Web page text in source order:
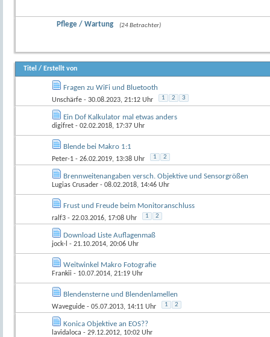
Pflege / Wartung (24 Betrachter)
Titel / Erstellt von
Fragen zu WiFi und Bluetooth
Unschärfe - 30.08.2023, 21:12 Uhr 1 2 3
Ein Dof Kalkulator mal etwas anders
digifret - 02.02.2018, 17:37 Uhr
Blende bei Makro 1:1
Peter-1 - 26.02.2019, 13:38 Uhr 1 2
Brennweitenangaben versch. Objektive und Sensorgrößen
Lugias Crusader - 08.02.2018, 14:46 Uhr
Frust und Freude beim Monitoranschluss
ralf3 - 22.03.2016, 17:08 Uhr 1 2
Download Liste Auflagenmaß
jock-l - 21.10.2014, 20:06 Uhr
Weitwinkel Makro Fotografie
Frankii - 10.07.2014, 21:19 Uhr
Blendensterne und Blendenlamellen
Waveguide - 05.07.2013, 14:11 Uhr 1 2
Konica Objektive an EOS??
lavidaloca - 29.12.2012, 10:02 Uhr